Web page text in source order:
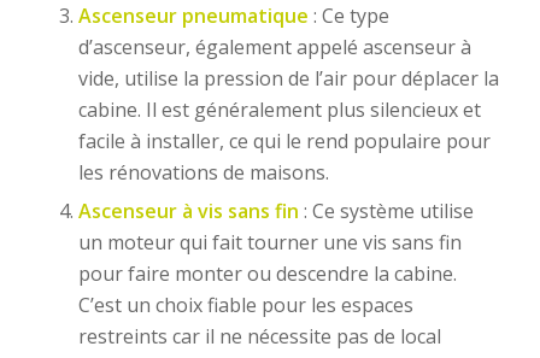
Ascenseur pneumatique : Ce type
d’ascenseur, également appelé ascenseur à
vide, utilise la pression de l’air pour déplacer la
cabine. Il est généralement plus silencieux et
facile à installer, ce qui le rend populaire pour
les rénovations de maisons.
Ascenseur à vis sans fin : Ce système utilise
un moteur qui fait tourner une vis sans fin
pour faire monter ou descendre la cabine.
C’est un choix fiable pour les espaces
restreints car il ne nécessite pas de local